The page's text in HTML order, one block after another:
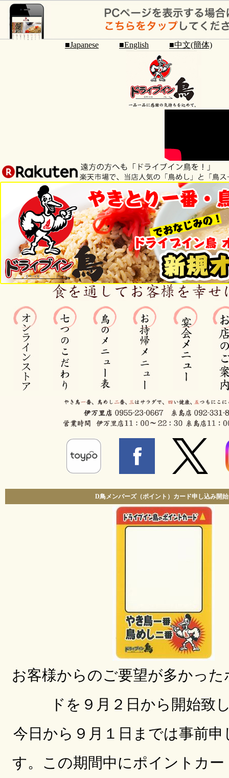
■Japanese ■English ■中文(簡体)
D鳥メンバーズ（ポイント）カード申し込み開
お客様からのご要望が多かっ
ドを９月２日から開始致
今日から９月１日までは事前申
す。この期間中にポイントカ